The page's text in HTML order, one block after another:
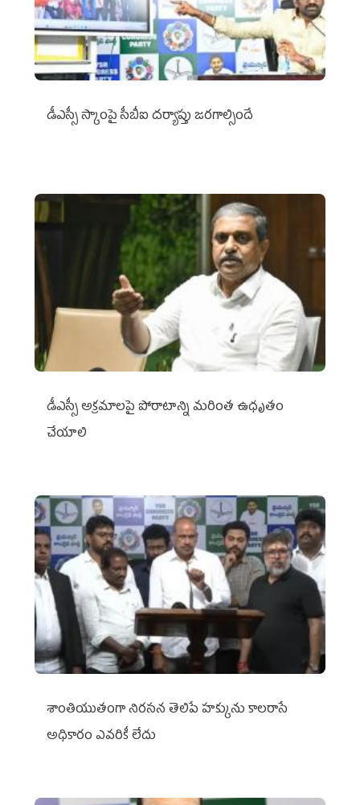
డీఎస్సీ స్కాంపై సీబీఐ దర్యాప్తు జరగాల్సిందే
డీఎస్సీ అక్రమాలపై పోరాటాన్ని మరింత ఉధృతం
చేయాలి
శాంతియుతంగా నిరసన తెలిపే హక్కును కాలరాసే
అధికారం ఎవరికీ లేదు